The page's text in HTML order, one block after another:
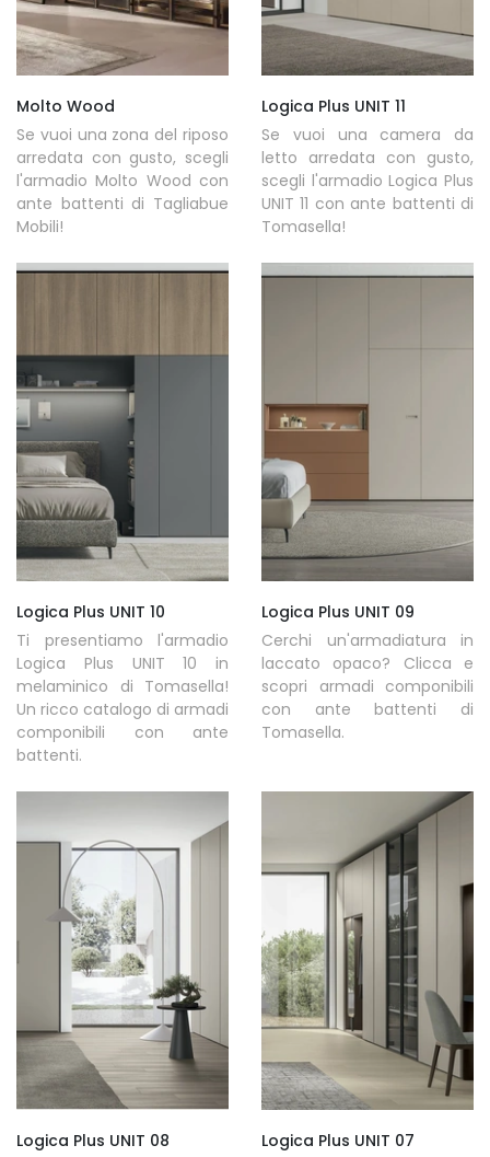
Molto Wood
Se vuoi una zona del riposo
arredata con gusto, scegli
l'armadio Molto Wood con
ante battenti di Tagliabue
Mobili!
Logica Plus UNIT 11
Se vuoi una camera da
letto arredata con gusto,
scegli l'armadio Logica Plus
UNIT 11 con ante battenti di
Tomasella!
Logica Plus UNIT 10
Ti presentiamo l'armadio
Logica Plus UNIT 10 in
melaminico di Tomasella!
Un ricco catalogo di armadi
componibili con ante
battenti.
Logica Plus UNIT 09
Cerchi un'armadiatura in
laccato opaco? Clicca e
scopri armadi componibili
con ante battenti di
Tomasella.
Logica Plus UNIT 08
Logica Plus UNIT 07